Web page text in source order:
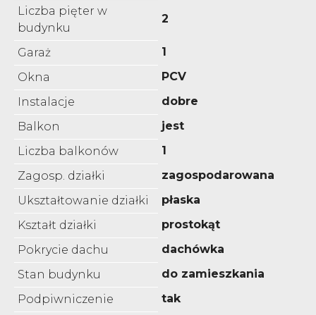
Liczba pięter w
budynku
2
Garaż
1
Okna
PCV
Instalacje
dobre
Balkon
jest
Liczba balkonów
1
Zagosp. działki
zagospodarowana
Ukształtowanie działki
płaska
Kształt działki
prostokąt
Pokrycie dachu
dachówka
Stan budynku
do zamieszkania
Podpiwniczenie
tak